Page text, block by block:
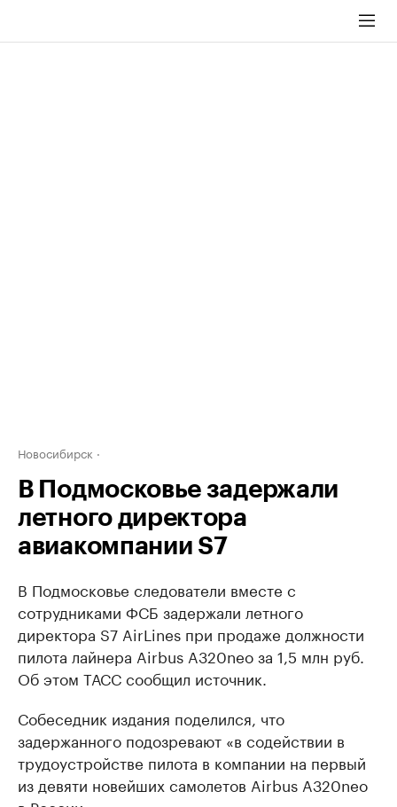
Новосибирск
В Подмосковье задержали
летного директора
авиакомпании S7
В Подмосковье следователи вместе с
сотрудниками ФСБ задержали летного
директора S7 AirLines при продаже должности
пилота лайнера Airbus A320neo за 1,5 млн руб.
Об этом ТАСС сообщил источник.
Собеседник издания поделился, что
задержанного подозревают «в содействии в
трудоустройстве пилота в компании на первый
из девяти новейших самолетов Airbus A320neo